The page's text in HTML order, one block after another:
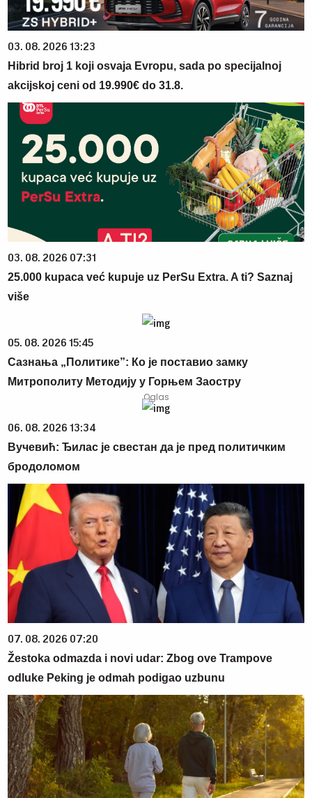
03. 08. 2026 13:23
Hibrid broj 1 koji osvaja Evropu, sada po specijalnoj
akcijskoj ceni od 19.990€ do 31.8.
03. 08. 2026 07:31
25.000 kupaca već kupuje uz PerSu Extra. A ti? Saznaj
više
05. 08. 2026 15:45
Сазнања „Политике”: Ко је поставио замку
Митрополиту Методију у Горњем Заостру
06. 08. 2026 13:34
Вучевић: Ђилас је свестан да је пред политичким
бродоломом
07. 08. 2026 07:20
Žestoka odmazda i novi udar: Zbog ove Trampove
odluke Peking je odmah podigao uzbunu